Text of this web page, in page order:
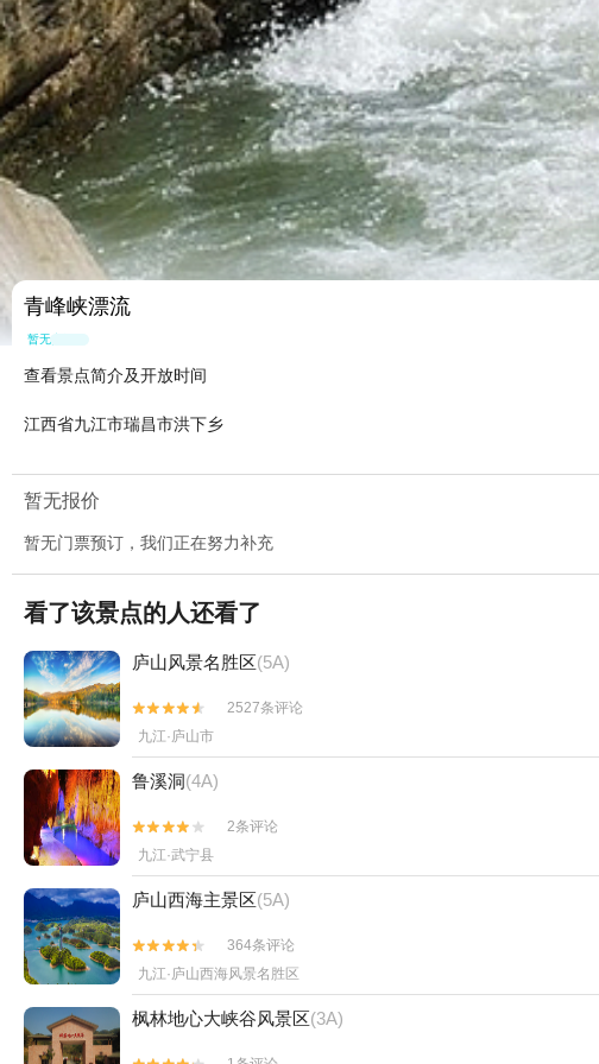
青峰峡漂流
暂无点评
查看景点简介及开放时间
江西省九江市瑞昌市洪下乡
暂无报价
暂无门票预订，我们正在努力补充
看了该景点的人还看了
庐山风景名胜区(5A)


2527条评论
九江·庐山市
鲁溪洞(4A)


2条评论
九江·武宁县
庐山西海主景区(5A)


364条评论
九江·庐山西海风景名胜区
枫林地心大峡谷风景区(3A)